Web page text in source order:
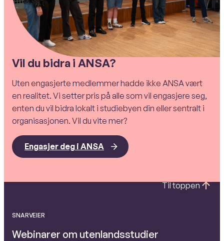
Vil du bidra i ANSA?
Uten engasjerte medlemmer hadde ikke ANSA vært
en realitet. Vi setter pris på alle som vil engasjere seg,
enten du vil bidra lokalt i studiebyen din eller sentralt i
organisasjonen. Vil du vite mer?
Engasjer deg i ANSA
SNARVEIER
Webinarer om utenlandsstudier
Til toppen